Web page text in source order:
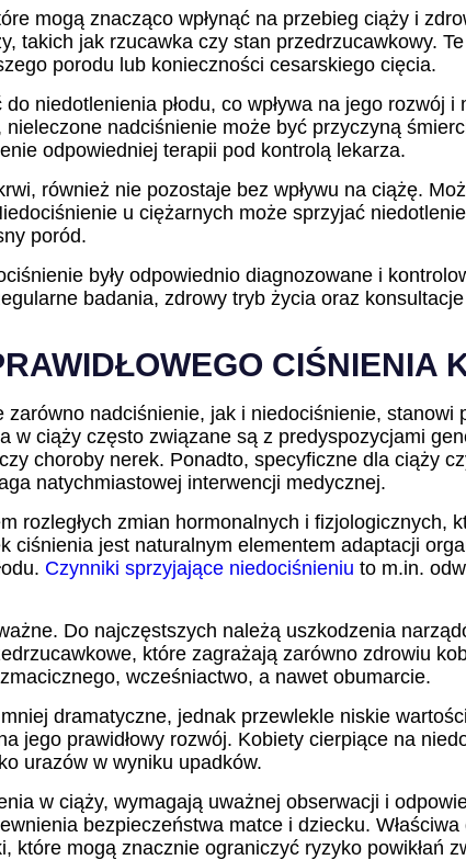
mogą znacząco wpłynąć na przebieg ciąży i
takich jak rzucawka czy stan przedrzucawkowy.
porodu lub konieczności cesarskiego cięcia.
niedotlenienia płodu, co wpływa na jego rozwój
nadciśnienie może być przyczyną
odpowiedniej terapii pod kontrolą lekarza.
również nie pozostaje bez wpływu na ciążę.
u ciężarnych może sprzyjać
poród.
były odpowiednio diagnozowane i
badania, zdrowy tryb życia oraz
CIŚNIENIA
nadciśnienie, jak i niedociśnienie,
ciąży często związane są z predyspozycjami
choroby nerek. Ponadto, specyficzne dla ciąży
natychmiastowej interwencji medycznej.
rozległych zmian hormonalnych i
ciśnienia jest naturalnym elementem adaptacji
Czynniki sprzyjające niedociśnieniu to m.in.
Do najczęstszych należą uszkodzenia
które zagrażają zarówno zdrowiu
wcześniactwo, a nawet obumarcie.
dramatyczne, jednak przewlekle niskie
jego prawidłowy rozwój. Kobiety cierpiące na
urazów w wyniku upadków.
w ciąży, wymagają uważnej obserwacji i
bezpieczeństwa matce i dziecku.
które mogą znacznie ograniczyć ryzyko powikłań